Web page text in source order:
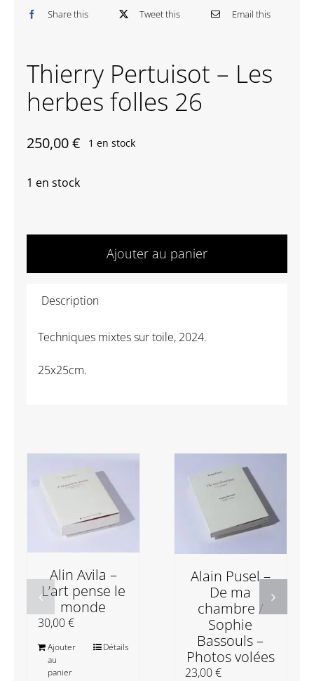
Share this Tweet this Email this
Thierry Pertuisot – Les
herbes folles 26
250,00€ 1 en stock
1 en stock
de
herbes
Ajouter au panier
Description
Techniques mixtes sur toile, 2024.
25x25cm.
Alin Avila –
L’art pense le
monde
30,00€
Ajouter
au
panier
Détails
Alain Pusel –
De ma
chambre /
Sophie
Bassouls –
Photos volées
23,00€